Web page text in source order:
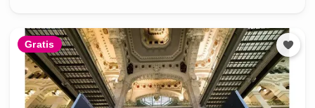
Gratis